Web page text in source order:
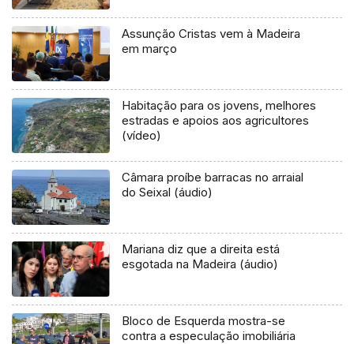
Assunção Cristas vem à Madeira
em março
Habitação para os jovens, melhores
estradas e apoios aos agricultores
(vídeo)
Câmara proíbe barracas no arraial
do Seixal (áudio)
Mariana diz que a direita está
esgotada na Madeira (áudio)
Bloco de Esquerda mostra-se
contra a especulação imobiliária